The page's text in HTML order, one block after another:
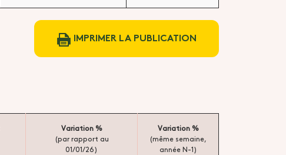
IMPRIMER LA PUBLICATION
Variation %
(par rapport au
01/01/26)
Variation %
(même semaine,
année N-1)